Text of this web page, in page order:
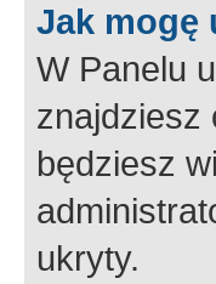
Jak mogę
W Panelu
znajdziesz
będziesz
ukryty.